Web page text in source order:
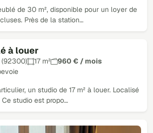
de 30 m², disponible pour un loyer de
Près de la station…
à louer
(92300) 17 m²
960 € / mois
un studio de 17 m² à louer. Localisé
studio est propo…